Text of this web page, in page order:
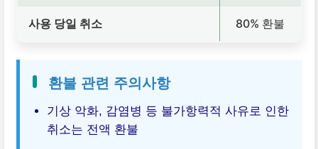
사용 당일 취소 80% 환불
환불 관련 주의사항
기상 악화, 감염병 등 불가항력적 사유로 인한
취소는 전액 환불